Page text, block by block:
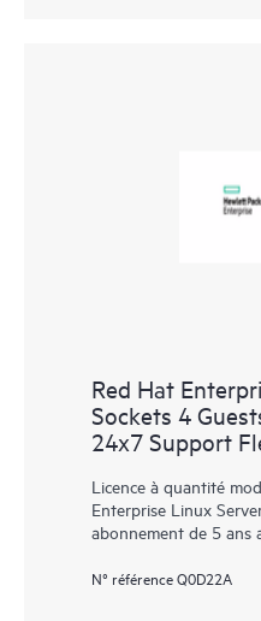
Red Hat
Sockets 4
24x7 Support
Licence à quantité
Enterprise Linux
abonnement de 5 ans
N° référence Q0D22A